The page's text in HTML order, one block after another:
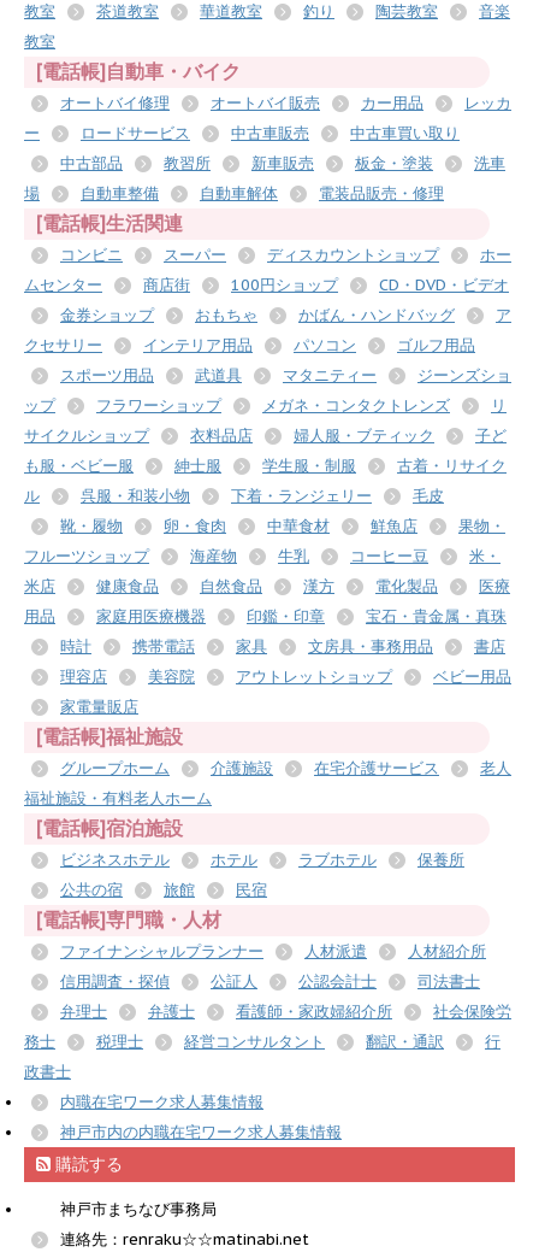
教室
茶道教室 華道教室 釣り 陶芸教室
音楽
教室
[電話帳]自動車・バイク
オートバイ修理 オートバイ販売 カー用品
レッカ
ー
ロードサービス 中古車販売
中古車買い取り
中古部品
教習所 新車販売 板金・塗装
洗車
場
自動車整備 自動車解体 電装品販売・修理
[電話帳]生活関連
コンビニ スーパー ディスカウントショップ
ホー
ムセンター
商店街 100円ショップ
CD・DVD・ビデオ
金券ショップ
おもちゃ かばん・ハンドバッグ
ア
クセサリー
インテリア用品 パソコン
ゴルフ用品
スポーツ用品
武道具 マタニティー
ジーンズショ
ップ
フラワーショップ メガネ・コンタクトレンズ
リ
サイクルショップ
衣料品店 婦人服・ブティック
子ど
も服・ベビー服
紳士服 学生服・制服
古着・リサイク
ル
呉服・和装小物 下着・ランジェリー
毛皮
靴・履物
卵・食肉 中華食材 鮮魚店
果物・
フルーツショップ
海産物 牛乳 コーヒー豆
米・
米店
健康食品 自然食品 漢方 電化製品
医療
用品
家庭用医療機器 印鑑・印章
宝石・貴金属・真珠
時計
携帯電話 家具 文房具・事務用品
書店
理容店
美容院 アウトレットショップ
ベビー用品
家電量販店
[電話帳]福祉施設
グループホーム 介護施設 在宅介護サービス
老人
福祉施設・有料老人ホーム
[電話帳]宿泊施設
ビジネスホテル ホテル ラブホテル
保養所
公共の宿
旅館 民宿
[電話帳]専門職・人材
ファイナンシャルプランナー 人材派遣
人材紹介所
信用調査・探偵
公証人 公認会計士
司法書士
弁理士
弁護士 看護師・家政婦紹介所
社会保険労
務士
税理士 経営コンサルタント 翻訳・通訳
行
政書士
内職在宅ワーク求人募集情報
神戸市内の内職在宅ワーク求人募集情報
購読する
神戸市まちなび事務局
連絡先：renraku☆☆matinabi.net